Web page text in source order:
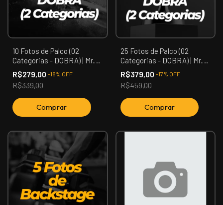
10 Fotos de Palco (02
Categorias - DOBRA) | Mr.
Zona Oeste
R$279,00 -18% OFF
R$339,00
25 Fotos de Palco (02
Categorias - DOBRA) | Mr.
Zona Oeste
R$379,00 -17% OFF
R$459,00